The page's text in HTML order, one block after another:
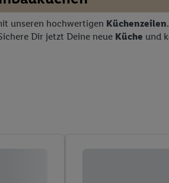
unseren hochwertigen Küchenzeilen
Dir jetzt Deine neue Küche und